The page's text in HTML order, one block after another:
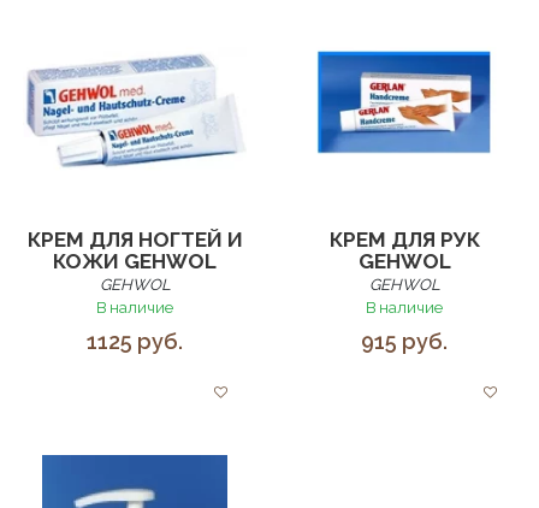
КРЕМ ДЛЯ НОГТЕЙ И
КОЖИ GEHWOL
GEHWOL
В наличие
1125 руб.
КРЕМ ДЛЯ РУК
GEHWOL
GEHWOL
В наличие
915 руб.